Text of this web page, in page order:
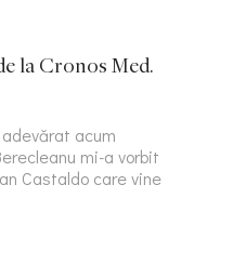
la Cronos Med.
acum
mi-a vorbit
Castaldo care vine